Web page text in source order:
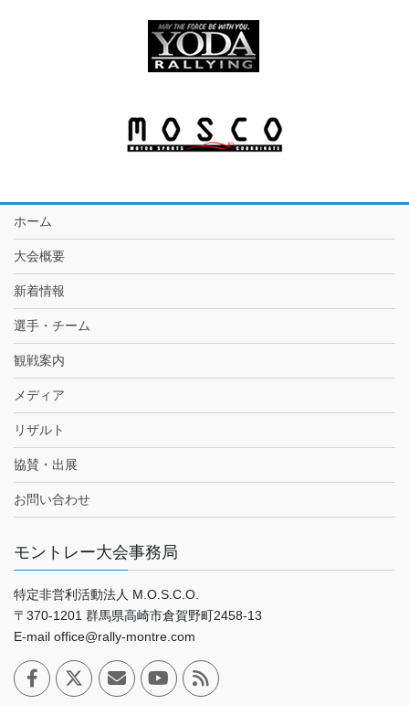
ホーム
大会概要
新着情報
選手・チーム
観戦案内
メディア
リザルト
協賛・出展
お問い合わせ
モントレー大会事務局
特定非営利活動法人 M.O.S.C.O.
〒370-1201 群馬県高崎市倉賀野町2458-13
E-mail office@rally-montre.com